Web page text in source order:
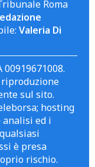
Roma
Valeria Di
00919671008.
sul sito.
hosting
analisi ed i
è presa
rischio.